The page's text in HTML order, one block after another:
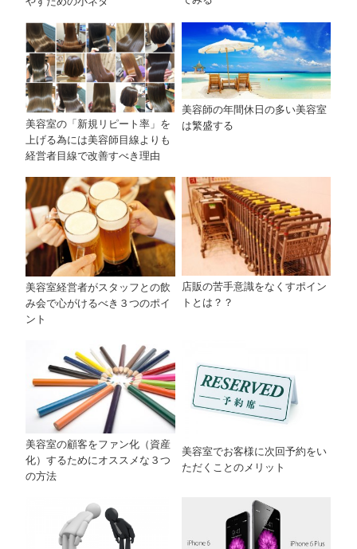
美容室の「新規リピート率」を
上げる為には美容師目線よりも
経営者目線で改善すべき理由
美容師の年間休日の多い美容室
は繁盛する
美容室経営者がスタッフとの飲
み会で心がけるべき３つのポイ
ント
店販の苦手意識をなくすポイン
トとは？？
美容室の顧客をファン化（資産
化）するためにオススメな３つ
の方法
美容室でお客様に次回予約をい
ただくことのメリット